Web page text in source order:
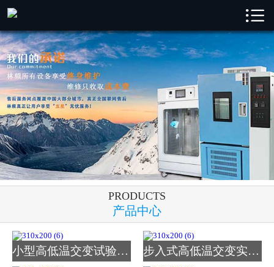
林频产品
成功案例
新闻中心
解决方案
关于林频
联系我们

PRODUCTS
产品中心
小型高低温交变试验箱_图 步入式高低温交变实验室